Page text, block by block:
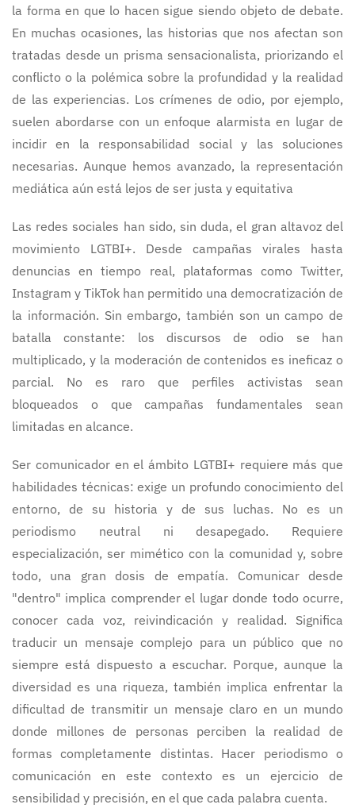
la forma en que lo hacen sigue siendo objeto de debate.
En muchas ocasiones, las historias que nos afectan son
tratadas desde un prisma sensacionalista, priorizando el
conflicto o la polémica sobre la profundidad y la realidad
de las experiencias. Los crímenes de odio, por ejemplo,
suelen abordarse con un enfoque alarmista en lugar de
incidir en la responsabilidad social y las soluciones
necesarias. Aunque hemos avanzado, la representación
mediática aún está lejos de ser justa y equitativa
Las redes sociales han sido, sin duda, el gran altavoz del
movimiento LGTBI+. Desde campañas virales hasta
denuncias en tiempo real, plataformas como Twitter,
Instagram y TikTok han permitido una democratización de
la información. Sin embargo, también son un campo de
batalla constante: los discursos de odio se han
multiplicado, y la moderación de contenidos es ineficaz o
parcial. No es raro que perfiles activistas sean
bloqueados o que campañas fundamentales sean
limitadas en alcance.
Ser comunicador en el ámbito LGTBI+ requiere más que
habilidades técnicas: exige un profundo conocimiento del
entorno, de su historia y de sus luchas. No es un
periodismo neutral ni desapegado. Requiere
especialización, ser mimético con la comunidad y, sobre
todo, una gran dosis de empatía. Comunicar desde
"dentro" implica comprender el lugar donde todo ocurre,
conocer cada voz, reivindicación y realidad. Significa
traducir un mensaje complejo para un público que no
siempre está dispuesto a escuchar. Porque, aunque la
diversidad es una riqueza, también implica enfrentar la
dificultad de transmitir un mensaje claro en un mundo
donde millones de personas perciben la realidad de
formas completamente distintas. Hacer periodismo o
comunicación en este contexto es un ejercicio de
sensibilidad y precisión, en el que cada palabra cuenta.